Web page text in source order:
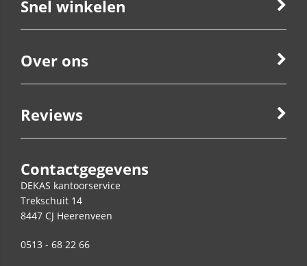
Snel winkelen
Over ons
Reviews
Contactgegevens
DEKAS kantoorservice
Trekschuit 14
8447 CJ Heerenveen
0513 - 68 22 66